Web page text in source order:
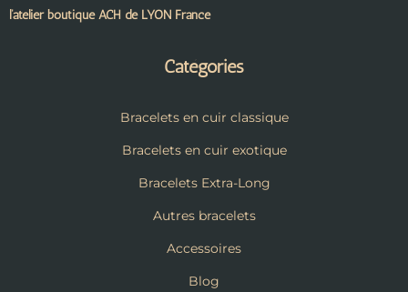
l’atelier boutique ACH de LYON France
Catégories
Bracelets en cuir classique
Bracelets en cuir exotique
Bracelets Extra-Long
Autres bracelets
Accessoires
Blog